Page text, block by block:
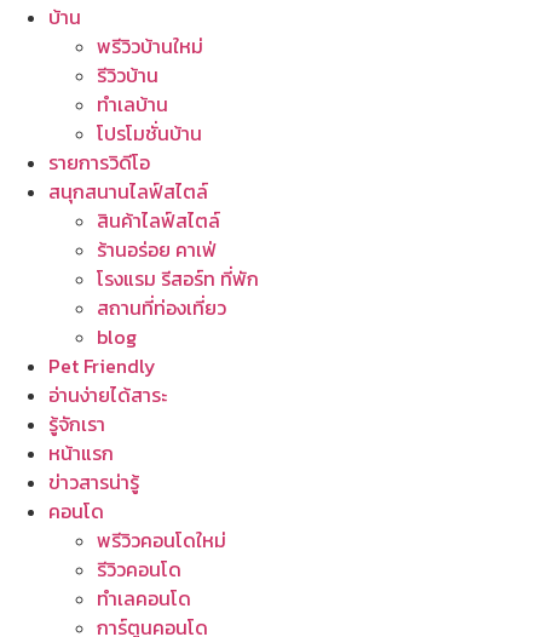
บ้าน
พรีวิวบ้านใหม่
รีวิวบ้าน
ทำเลบ้าน
โปรโมชั่นบ้าน
รายการวิดีโอ
สนุกสนานไลฟ์สไตล์
สินค้าไลฟ์สไตล์
ร้านอร่อย คาเฟ่
โรงแรม รีสอร์ท ที่พัก
สถานที่ท่องเที่ยว
blog
Pet Friendly
อ่านง่ายได้สาระ
รู้จักเรา
หน้าแรก
ข่าวสารน่ารู้
คอนโด
พรีวิวคอนโดใหม่
รีวิวคอนโด
ทำเลคอนโด
การ์ตูนคอนโด